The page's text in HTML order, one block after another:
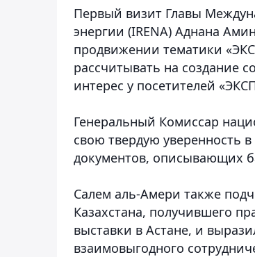
Первый визит Главы
энергии (IRENA) Аднана
продвижении тематики
рассчитывать на создание
интерес у посетителей
Генеральный Комиссар
свою твердую уверенность
документов, описывающих
Салем аль-Амери также
Казахстана, получившего
выставки в Астане, и
взаимовыгодного